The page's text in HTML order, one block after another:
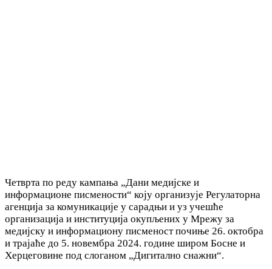
Четврта по реду кампања „Дани медијске и
информационе писмености“ коју организује Регулаторна
агенција за комуникације у сарадњи и уз учешће
организација и институција окупљених у Мрежу за
медијску и информациону писменост почиње 26. октобра
и трајаће до 5. новембра 2024. године широм Босне и
Херцеговине под слоганом „Дигитално снажни“.